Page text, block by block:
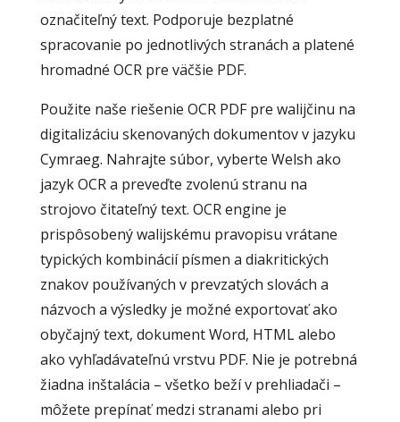
označiteľný text. Podporuje bezplatné
spracovanie po jednotlivých stranách a platené
hromadné OCR pre väčšie PDF.
Použite naše riešenie OCR PDF pre walijčinu na
digitalizáciu skenovaných dokumentov v jazyku
Cymraeg. Nahrajte súbor, vyberte Welsh ako
jazyk OCR a preveďte zvolenú stranu na
strojovo čitateľný text. OCR engine je
prispôsobený walijskému pravopisu vrátane
typických kombinácií písmen a diakritických
znakov používaných v prevzatých slovách a
názvoch a výsledky je možné exportovať ako
obyčajný text, dokument Word, HTML alebo
ako vyhľadávateľnú vrstvu PDF. Nie je potrebná
žiadna inštalácia – všetko beží v prehliadači –
môžete prepínať medzi stranami alebo pri